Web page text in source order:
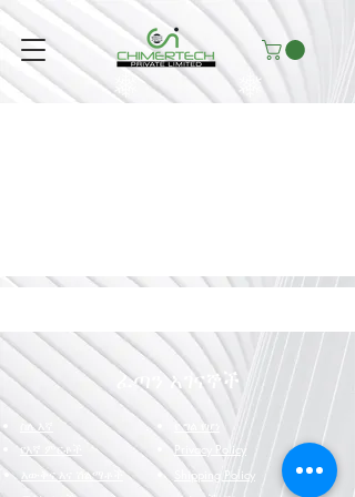
ፈጣን አገናኞች
ስለ እኛ
የእኛ ምርቶች
የ ግል የሆነ
Privacy Policy
እውቅና እና ሽልማቶች
Shipping Policy